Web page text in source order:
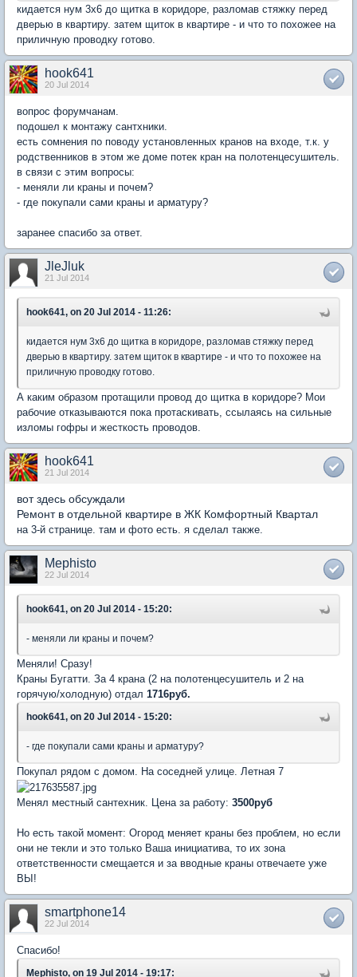
кидается нум 3х6 до щитка в коридоре, разломав стяжку перед
дверью в квартиру. затем щиток в квартире - и что то похожее на
приличную проводку готово.
hook641
20 Jul 2014
вопрос форумчанам.
подошел к монтажу сантхники.
есть сомнения по поводу установленных кранов на входе, т.к. у
родственников в этом же доме потек кран на полотенцесушитель.
в связи с этим вопросы:
- меняли ли краны и почем?
- где покупали сами краны и арматуру?
заранее спасибо за ответ.
JleJluk
21 Jul 2014
hook641, on 20 Jul 2014 - 11:26:
кидается нум 3х6 до щитка в коридоре, разломав стяжку перед
дверью в квартиру. затем щиток в квартире - и что то похожее на
приличную проводку готово.
А каким образом протащили провод до щитка в коридоре? Мои
рабочие отказываются пока протаскивать, ссылаясь на сильные
изломы гофры и жесткость проводов.
hook641
21 Jul 2014
вот здесь обсуждали
Ремонт в отдельной квартире в ЖК Комфортный Квартал
на 3-й странице. там и фото есть. я сделал также.
Mephisto
22 Jul 2014
hook641, on 20 Jul 2014 - 15:20:
- меняли ли краны и почем?
Меняли! Сразу!
Краны Бугатти. За 4 крана (2 на полотенцесушитель и 2 на
горячую/холодную) отдал 1716руб.
hook641, on 20 Jul 2014 - 15:20:
- где покупали сами краны и арматуру?
Покупал рядом с домом. На соседней улице. Летная 7
Менял местный сантехник. Цена за работу: 3500руб
Но есть такой момент: Огород меняет краны без проблем, но если
они не текли и это только Ваша инициатива, то их зона
ответственности смещается и за вводные краны отвечаете уже
ВЫ!
smartphone14
22 Jul 2014
Спасибо!
Mephisto, on 19 Jul 2014 - 19:17: